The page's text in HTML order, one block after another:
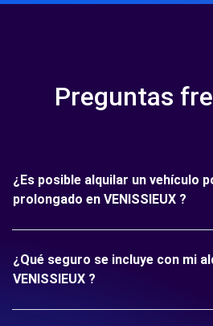
Preguntas
¿Es posible alquilar un vehículo
prolongado en VENISSIEUX ?
¿Qué seguro se incluye con mi
VENISSIEUX ?